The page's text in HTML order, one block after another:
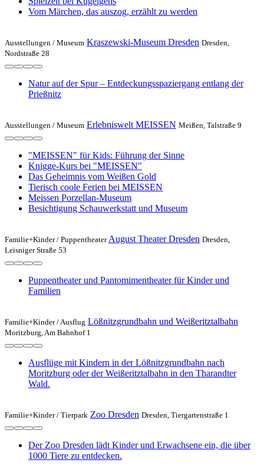
Vom Märchen, das auszog, erzählt zu werden
Ausstellungen / Museum Kraszewski-Museum Dresden Dresden,
Nordstraße 28
Natur auf der Spur – Entdeckungsspaziergang entlang der
Prießnitz
Ausstellungen / Museum Erlebniswelt MEISSEN Meißen, Talstraße 9
"MEISSEN" für Kids: Führung der Sinne
Knigge-Kurs bei "MEISSEN"
Das Geheimnis vom Weißen Gold
Tierisch coole Ferien bei MEISSEN
Meissen Porzellan-Museum
Besichtigung Schauwerkstatt und Museum
Familie+Kinder / Puppentheater August Theater Dresden Dresden,
Leisniger Straße 53
Puppentheater und Pantomimentheater für Kinder und
Familien
Familie+Kinder / Ausflug Lößnitzgrundbahn und Weißeritztalbahn
Moritzburg, Am Bahnhof 1
Ausflüge mit Kindern in der Lößnitzgrundbahn nach
Moritzburg oder der Weißeritztalbahn in den Tharandter
Wald.
Familie+Kinder / Tierpark Zoo Dresden Dresden, Tiergartenstraße 1
Der Zoo Dresden lädt Kinder und Erwachsene ein, die über
1000 Tiere zu entdecken.